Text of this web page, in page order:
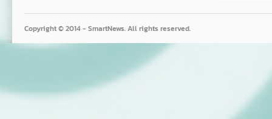
Copyright © 2014 - SmartNews. All rights reserved.